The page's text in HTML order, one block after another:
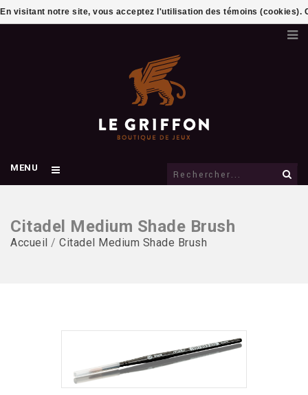
MENU
Citadel Medium Shade Brush
Accueil / Citadel Medium Shade Brush
En visitant notre site, vous acceptez l'utilisation des témoins